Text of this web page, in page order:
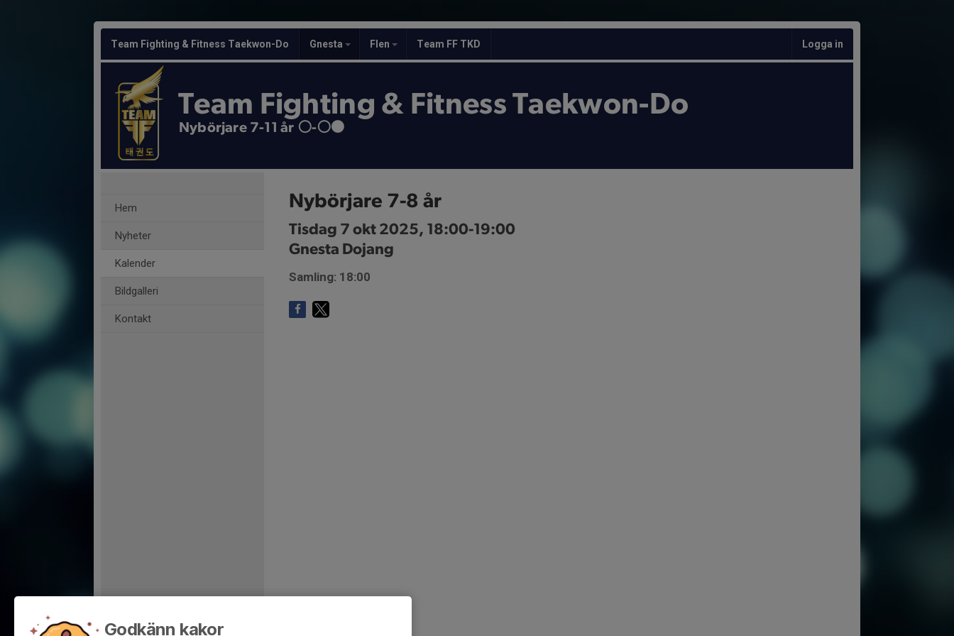
Team Fighting & Fitness Taekwon-Do Gnesta Flen Team FF TKD Logga in
Team Fighting & Fitness Taekwon-Do
Nybörjare 7-11 år ⚪️-⚪️⚫️
Hem
Nyheter
Kalender
Bildgalleri
Kontakt
Nybörjare 7-8 år
Tisdag 7 okt 2025, 18:00-19:00
Gnesta Dojang
Samling: 18:00
Godkänn kakor